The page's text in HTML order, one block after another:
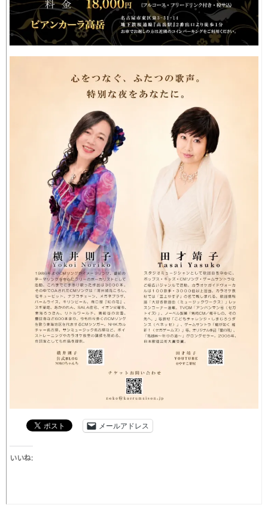
メールアドレス
いいね: